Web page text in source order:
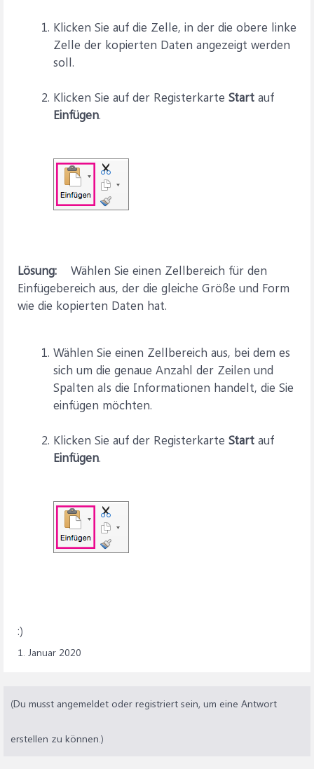
Klicken Sie auf die Zelle, in der die obere linke
Zelle der kopierten Daten angezeigt werden
soll.
Klicken Sie auf der Registerkarte Start auf
Einfügen.
Lösung: Wählen Sie einen Zellbereich für den
Einfügebereich aus, der die gleiche Größe und Form
wie die kopierten Daten hat.
Wählen Sie einen Zellbereich aus, bei dem es
sich um die genaue Anzahl der Zeilen und
Spalten als die Informationen handelt, die Sie
einfügen möchten.
Klicken Sie auf der Registerkarte Start auf
Einfügen.
:)
1. Januar 2020
(Du musst angemeldet oder registriert sein, um eine Antwort
erstellen zu können.)